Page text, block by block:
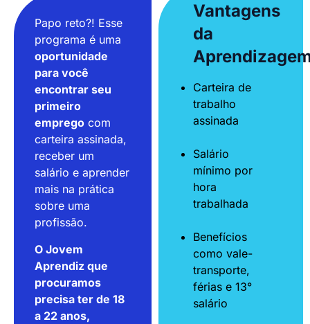
Papo reto?! Esse
programa é uma
oportunidade
para você
encontrar seu
primeiro
emprego com
carteira assinada,
receber um
salário e aprender
mais na prática
sobre uma
profissão.
O Jovem
Aprendiz que
procuramos
precisa ter de 18
a 22 anos,
Vantagens
da
Carteira de
trabalho
assinada
Salário
mínimo por
hora
trabalhada
Benefícios
como vale-
transporte,
férias e 13°
salário